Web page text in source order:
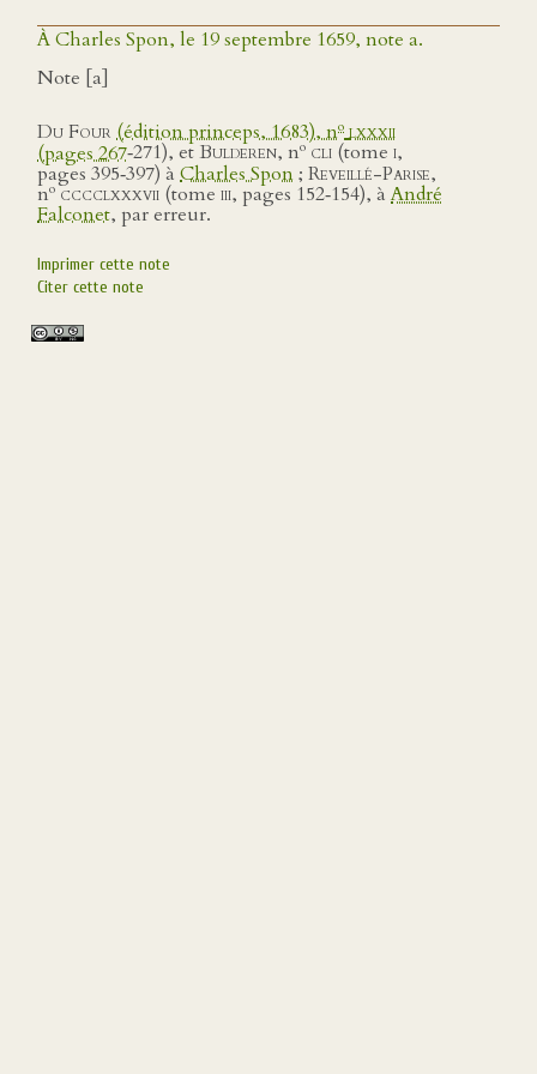
À Charles Spon, le 19 septembre 1659, note a.
Note [a]
Du Four (édition princeps, 1683), no lxxxii
(pages 267‑271), etBulderen, no cli (tome i,
pages 395‑397) à Charles Spon; Reveillé-Parise,
no cccclxxxvii (tome iii, pages 152‑154), àAndré
Falconet, par erreur.
Imprimer cette note
Citer cette note